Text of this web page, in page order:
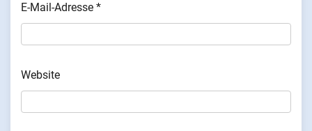
E-Mail-Adresse *
Website